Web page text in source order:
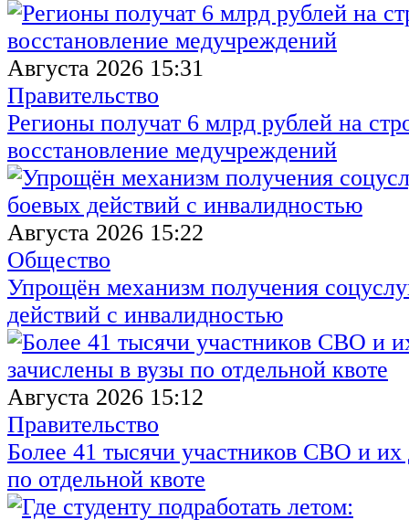
Августа 2026 15:31
Правительство
Регионы получат 6 млрд рублей на
восстановление медучреждений
Августа 2026 15:22
Общество
Упрощён механизм получения
действий с инвалидностью
Августа 2026 15:12
Правительство
Более 41 тысячи участников СВО и их
по отдельной квоте